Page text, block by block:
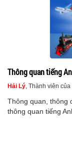
Thông quan tiếng
Hải Lý , Thành viên của
Thông quan, thông
thông quan tiếng